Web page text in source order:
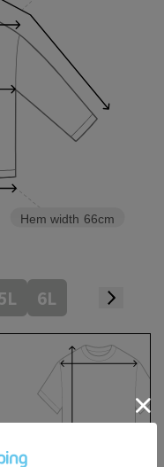
Hem width 66cm
6L